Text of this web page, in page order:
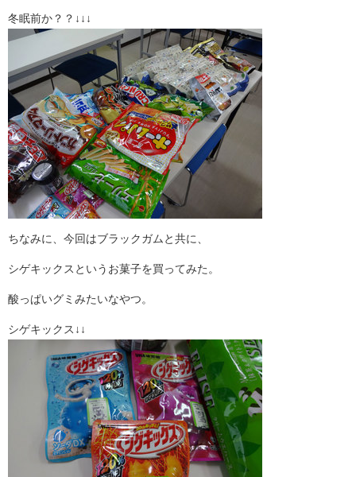
冬眠前か？？↓↓↓
ちなみに、今回はブラックガムと共に、
シゲキックスというお菓子を買ってみた。
酸っぱいグミみたいなやつ。
シゲキックス↓↓